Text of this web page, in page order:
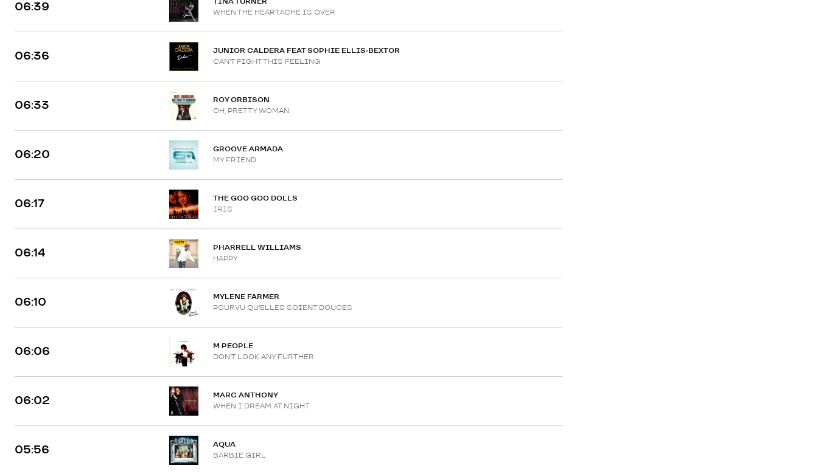
06:39
WHEN THE HEARTACHE IS OVER
06:36
JUNIOR CALDERA FEAT SOPHIE ELLIS-BEXTOR
CAN'T FIGHT THIS FEELING
06:33
ROY ORBISON
OH, PRETTY WOMAN
06:20
GROOVE ARMADA
MY FRIEND
06:17
THE GOO GOO DOLLS
IRIS
06:14
PHARRELL WILLIAMS
HAPPY
06:10
MYLENE FARMER
POURVU QU'ELLES SOIENT DOUCES
06:06
M PEOPLE
DON'T LOOK ANY FURTHER
06:02
MARC ANTHONY
WHEN I DREAM AT NIGHT
05:56
AQUA
BARBIE GIRL